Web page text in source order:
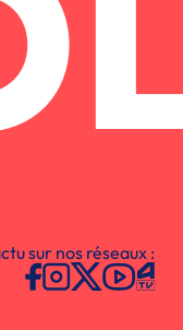
sur nos réseaux :